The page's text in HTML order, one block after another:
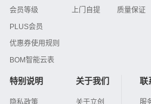
会员等级
PLUS会员
优惠券使用规则
BOM智能云表
上门自提
质量保证
特别说明
隐私政策
关于我们
关于立创
联
服